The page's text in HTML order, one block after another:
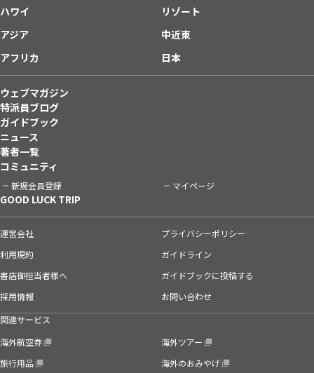
ハワイ
リゾート
アジア
中近東
アフリカ
日本
ウェブマガジン
特派員ブログ
ガイドブック
ニュース
著者一覧
コミュニティ
新規会員登録 マイページ
GOOD LUCK TRIP
運営会社
プライバシーポリシー
利用規約
ガイドライン
書店御担当者様へ
ガイドブックに投稿する
採用情報
お問い合わせ
関連サービス
海外航空券
海外ツアー
旅行用品
海外のおみやげ